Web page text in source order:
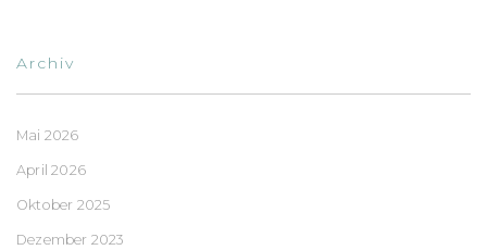
Archiv
Mai 2026
April 2026
Oktober 2025
Dezember 2023